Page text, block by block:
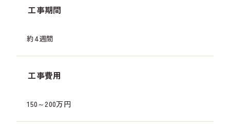
工事期間
約4週間
工事費用
150～200万円